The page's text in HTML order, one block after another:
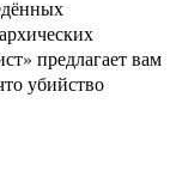
предлагает вам
убийство